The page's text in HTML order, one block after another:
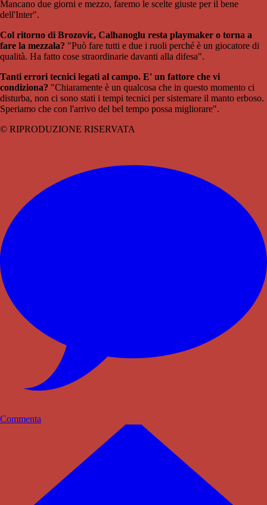
Mancano due giorni e mezzo, faremo le scelte giuste per il bene
dell'Inter".
Col ritorno di Brozovic, Calhanoglu resta playmaker o torna a
fare la mezzala? "Può fare tutti e due i ruoli perché è un giocatore di
qualità. Ha fatto cose straordinarie davanti alla difesa".
Tanti errori tecnici legati al campo. E' un fattore che vi
condiziona? "Chiaramente è un qualcosa che in questo momento ci
disturba, non ci sono stati i tempi tecnici per sistemare il manto erboso.
Speriamo che con l'arrivo del bel tempo possa migliorare".
© RIPRODUZIONE RISERVATA
Commenta